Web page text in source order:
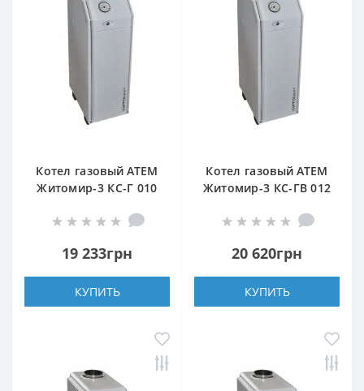
Котел газовый АТЕМ
Житомир-3 КС-Г 010
19 233грн
КУПИТЬ
Котел газовый АТЕМ
Житомир-3 КС-ГВ 012
20 620грн
КУПИТЬ